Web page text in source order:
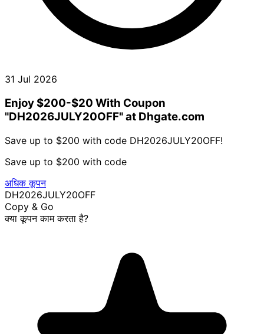
31 Jul 2026
Enjoy $200-$20 With Coupon
"DH2026JULY20OFF" at Dhgate.com
Save up to $200 with code DH2026JULY20OFF!
Save up to $200 with code
अधिक कूपन
DH2026JULY20OFF
Copy & Go
क्या कूपन काम करता है?